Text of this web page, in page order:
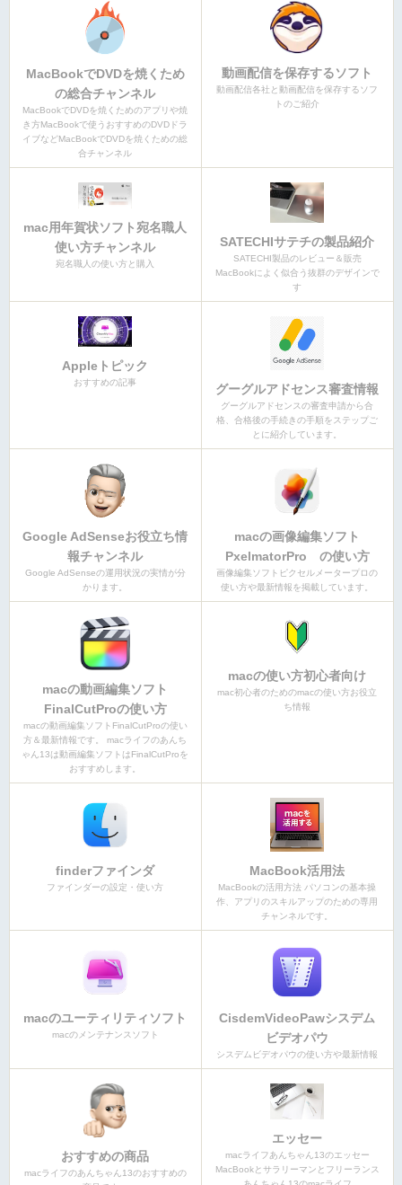
MacBookでDVDを焼くため
の総合チャンネル
MacBookでDVDを焼くためのアプリや焼
き方MacBookで使うおすすめのDVDドラ
イブなどMacBookでDVDを焼くための総
合チャンネル
動画配信を保存するソフト
動画配信各社と動画配信を保存するソフ
トのご紹介
mac用年賀状ソフト宛名職人
使い方チャンネル
宛名職人の使い方と購入
SATECHIサテチの製品紹介
SATECHI製品のレビュー＆販売
MacBookによく似合う抜群のデザインで
す
Appleトピック
おすすめの記事 グーグルアドセンス審査情報
グーグルアドセンスの審査申請から合
格、合格後の手続きの手順をステップご
とに紹介しています。
Google AdSenseお役立ち情
報チャンネル
Google AdSenseの運用状況の実情が分
かります。
macの画像編集ソフト
PxelmatorPro の使い方
画像編集ソフトピクセルメータープロの
使い方や最新情報を掲載しています。
macの動画編集ソフト
FinalCutProの使い方
macの動画編集ソフトFinalCutProの使い
方＆最新情報です。 macライフのあんち
ゃん13は動画編集ソフトはFinalCutProを
おすすめします。
macの使い方初心者向け
mac初心者のためのmacの使い方お役立
ち情報
finderファインダ
ファインダーの設定・使い方
MacBook活用法
MacBookの活用方法 パソコンの基本操
作、アプリのスキルアップのための専用
チャンネルです。
macのユーティリティソフト
macのメンテナンスソフト
CisdemVideoPawシスデム
ビデオパウ
シスデムビデオパウの使い方や最新情報
おすすめの商品
macライフのあんちゃん13のおすすめの
エッセー
macライフあんちゃん13のエッセー
MacBookとサラリーマンとフリーランス